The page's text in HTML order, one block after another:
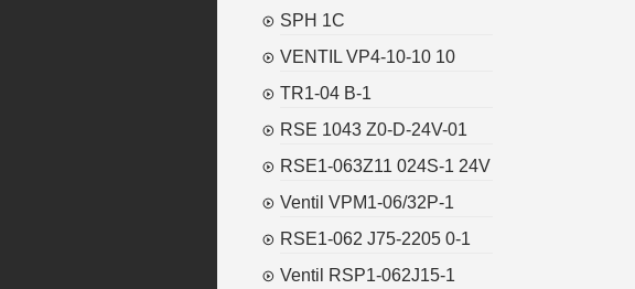
SPH 1C
VENTIL VP4-10-10 10
TR1-04 B-1
RSE 1043 Z0-D-24V-01
RSE1-063Z11 024S-1 24V
Ventil VPM1-06/32P-1
RSE1-062 J75-2205 0-1
Ventil RSP1-062J15-1